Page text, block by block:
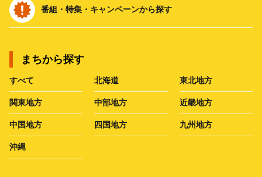
番組・特集・キャンペーンから探す
まちから探す
すべて 北海道 東北地方
関東地方 中部地方 近畿地方
中国地方 四国地方 九州地方
沖縄